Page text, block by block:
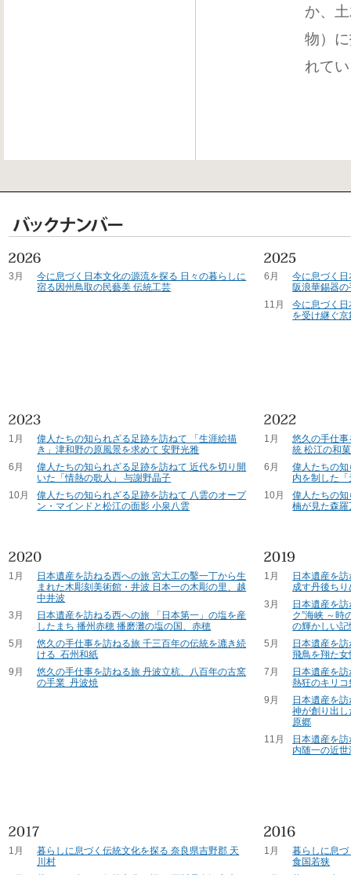
か、
物）
れて
3月
今に息づく日本文化の源流を探る 日々の暮らしに
宿る因州鳥取の民藝美 伝統工芸
6月
今に息づく
阪浪華錫器
11月
今に息づく
を受け継ぐ
1月
偉人たちの知られざる足跡を訪ねて 「生涯絵描
き」津和野の原風景を求めて 安野光雅
6月
偉人たちの知られざる足跡を訪ねて 近代を切り開
いた「情熱の歌人」 与謝野晶子
10月
偉人たちの知られざる足跡を訪ねて 八雲のオープ
ン・マインドと松江の面影 小泉八雲
1月
悠久の手仕
統 松江の和
6月
偉人たちの
内を制した
10月
偉人たちの
楠が見た森
1月
日本遺産を訪ねる西への旅 宮大工の鑿一丁から生
まれた木彫刻美術館・井波 日本一の木彫の里、越
中井波
3月
日本遺産を訪ねる西への旅 「日本第一」の塩を産
したまち 播州赤穂 播磨灘の塩の国、赤穂
5月
悠久の手仕事を訪ねる旅 千三百年の伝統を漉き続
ける 石州和紙
9月
悠久の手仕事を訪ねる旅 丹波立杭、八百年の古窯
の手業 丹波焼
1月
日本遺産を
成す丹後ち
3月
日本遺産を
ク”海峡 ～時
の輝かしい記
5月
日本遺産を
飛鳥を翔た
7月
日本遺産を
熱狂のキリ
9月
日本遺産を
神が創り出
原郷
11月
日本遺産を
内随一の近
1月
暮らしに息づく伝統文化を探る 奈良県吉野郡 天
川村
1月
暮らしに息
食国若狭